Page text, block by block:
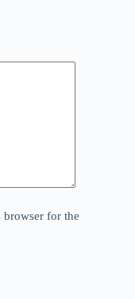
browser for the